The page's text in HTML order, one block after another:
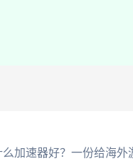
么加速器好？一份给海外